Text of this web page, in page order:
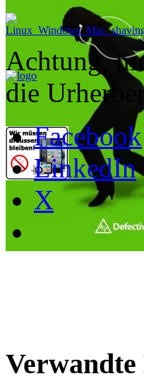
Achtung,
die
Facebook
LinkedIn
X